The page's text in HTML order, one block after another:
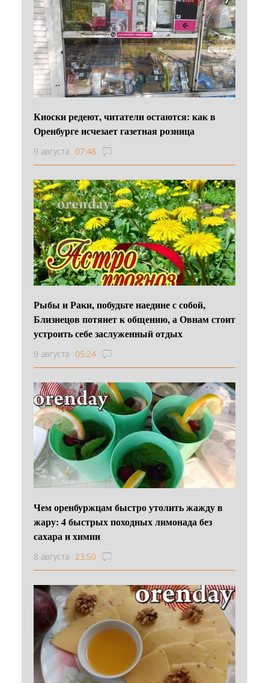
Киоски редеют, читатели остаются: как в
Оренбурге исчезает газетная розница
9 августа 07:48
Рыбы и Раки, побудьте наедине с собой,
Близнецов потянет к общению, а Овнам стоит
устроить себе заслуженный отдых
9 августа 05:24
Чем оренбуржцам быстро утолить жажду в
жару: 4 быстрых походных лимонада без
сахара и химии
8 августа 23:50